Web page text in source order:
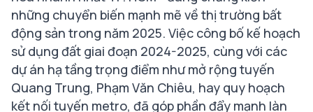
những chuyển biến mạnh mẽ về thị trường bất
động sản trong năm 2025. Việc công bố kế hoạch
sử dụng đất giai đoạn 2024-2025, cùng với các
dự án hạ tầng trọng điểm như mở rộng tuyến
Quang Trung, Phạm Văn Chiêu, hay quy hoạch
kết nối tuyến metro, đã góp phần đẩy mạnh làn